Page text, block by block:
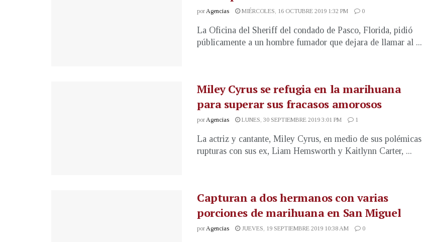
porAgencias MIÉRCOLES, 16 OCTUBRE 2019 1:32 PM 0
La Oficina del Sheriff del condado de Pasco, Florida, pidió
públicamente a un hombre fumador que dejara de llamar al ...
Miley Cyrus se refugia en la marihuana
para superar sus fracasos amorosos
porAgencias LUNES, 30 SEPTIEMBRE 2019 3:01 PM 1
La actriz y cantante, Miley Cyrus, en medio de sus polémicas
rupturas con sus ex, Liam Hemsworth y Kaitlynn Carter, ...
Capturan a dos hermanos con varias
porciones de marihuana en San Miguel
porAgencias JUEVES, 19 SEPTIEMBRE 2019 10:38 AM 0